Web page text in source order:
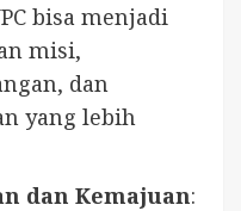
bisa menjadi
misi,
dan
yang lebih
dan Kemajuan: